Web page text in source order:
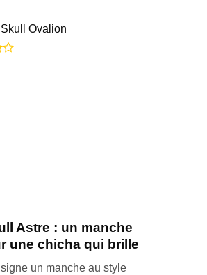
Ovalion
Astre : un manche
une chicha qui brille
signe un manche au style